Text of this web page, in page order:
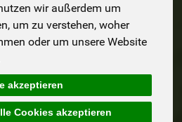
wir außerdem um
um zu verstehen, woher
oder um unsere Website
akzeptieren
Cookies akzeptieren